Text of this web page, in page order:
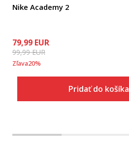
Nike Academy 2
79,99 EUR
99,99EUR
Zľava20%
Pridať do košíka